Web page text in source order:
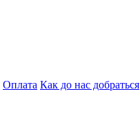
Оплата Как до нас добраться